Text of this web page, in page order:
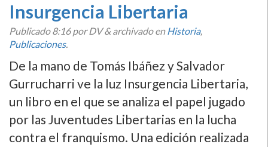
Insurgencia Libertaria
Publicado8:16por DV&archivado enHistoria,
Publicaciones.
De la mano de Tomás Ibáñez y Salvador
Gurrucharri ve la luz Insurgencia Libertaria,
un libro en el que se analiza el papel jugado
por las Juventudes Libertarias en la lucha
contra el franquismo. Una edición realizada